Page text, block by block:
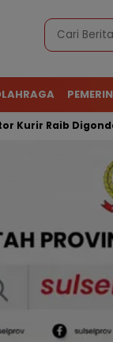
Raib Digondol